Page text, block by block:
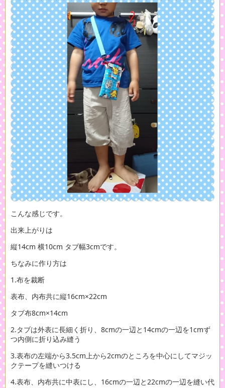
こんな感じです。
出来上がりは
縦14cm 横10cm タブ幅3cmです。
ちなみに作り方は
1.布を裁断
表布、内布共に縦16cm×22cm
タブ布8cm×14cm
2.タブは外表に長細く折り、8cmの一辺と14cmの一辺を1cmず
つ内側に折り込み縫う
3.表布の左端から3.5cm上から2cmのところを中心にしてマジッ
クテープを縫いつける
4.表布、内布共に中表にし、16cmの一辺と22cmの一辺を縫い代